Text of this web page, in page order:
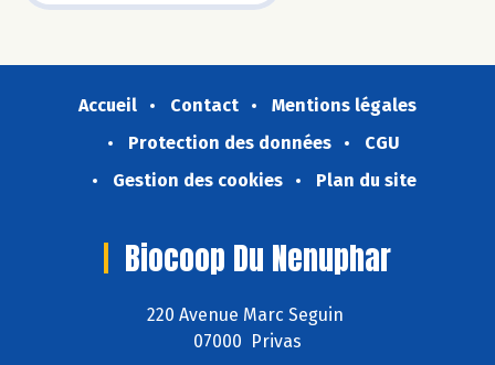
Accueil Contact
Mentions légales
Protection des données
CGU
Gestion des cookies
Plan du site
Biocoop Du Nenuphar
220 Avenue Marc Seguin
07000 Privas